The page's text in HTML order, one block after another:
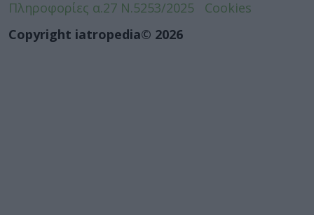
Πληροφορίες α.27 Ν.5253/2025
Cookies
Copyright iatropedia© 2026